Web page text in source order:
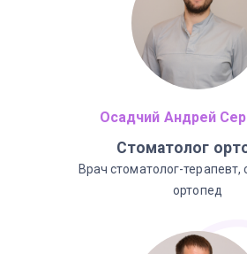
Осадчий Андрей
Стоматолог
Врач стоматолог-терапевт,
ортопед